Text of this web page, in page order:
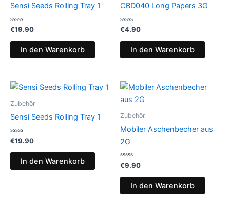
Sensi Seeds Rolling Tray 1
Bewertet
0
€19.90
In den Warenkorb
CBD040 Long Papers 3G
Bewertet
0
€4.90
In den Warenkorb
Zubehör
Sensi Seeds Rolling Tray 1
Bewertet
mit
0
€19.90
In den Warenkorb
Zubehör
Mobiler Aschenbecher aus
2G
Bewertet
mit
0
€9.90
In den Warenkorb